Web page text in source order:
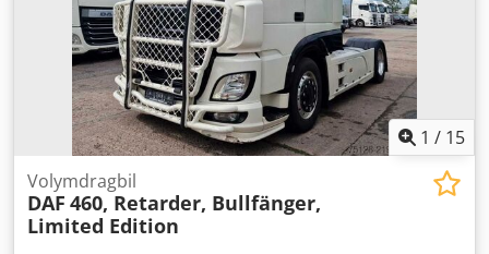
1 / 15
Volymdragbil
DAF 460, Retarder, Bullfänger,
Limited Edition